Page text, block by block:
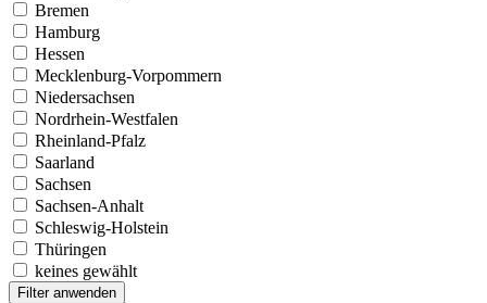
Bremen
Hamburg
Hessen
Mecklenburg-Vorpommern
Niedersachsen
Nordrhein-Westfalen
Rheinland-Pfalz
Saarland
Sachsen
Sachsen-Anhalt
Schleswig-Holstein
Thüringen
keines gewählt
Filter anwenden